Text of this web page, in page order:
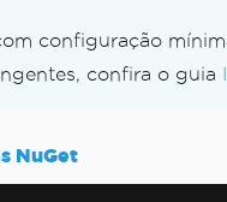
configuração
confira o guia
NuGet